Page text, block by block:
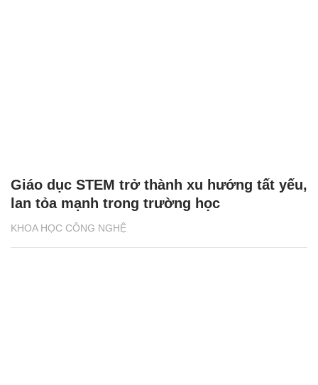
KHOA HỌC CÔNG NGHỆ
Giáo dục STEM trở thành xu hướng tất yếu,
lan tỏa mạnh trong trường học